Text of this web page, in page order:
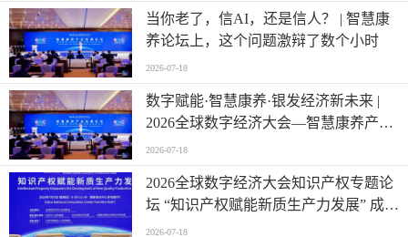
当你老了，信AI，还是信人？ | 智慧康
养论坛上，这个问题激辩了数个小时
2026-07-18
数字赋能·智慧康养·银发经济新未来 |
2026全球数字经济大会—智慧康养产业
发展论坛在京举办
2026-07-18
2026全球数字经济大会知识产权专题论
坛 “知识产权赋能新质生产力发展” 成功
举办
2026-07-18